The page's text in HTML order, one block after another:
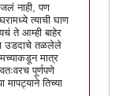
नाही, पण
त्याची घाण
ते आम्ही बाहेर
उडदाचे तळलेले
मात्र
पूर्णपणे
तिच्या